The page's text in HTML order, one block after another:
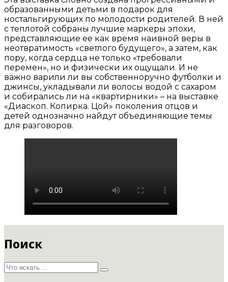
образованными детьми в подарок для
ностальгирующих по молодости родителей. В ней
с теплотой собраны лучшие маркеры эпохи,
представляющие ее как время наивной веры в
неотвратимость «светлого будущего», а затем, как
пору, когда сердца не только «требовали
перемен», но и физически их ощущали. И не
важно варили ли вы собственноручно футболки и
джинсы, укладывали ли волосы водой с сахаром
и собирались ли на «квартирники» – на выставке
«Диаскоп. Копирка. Цой» поколения отцов и
детей однозначно найдут объединяющие темы
для разговоров.
Поиск